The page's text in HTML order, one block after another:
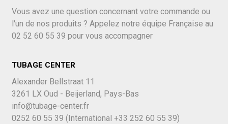
Vous avez une question concernant votre commande ou
l'un de nos produits ? Appelez notre équipe Française au
02 52 60 55 39 pour vous accompagner
TUBAGE CENTER
Alexander Bellstraat 11
3261 LX Oud - Beijerland, Pays-Bas
info@tubage-center.fr
0252 60 55 39 (International +33 252 60 55 39)